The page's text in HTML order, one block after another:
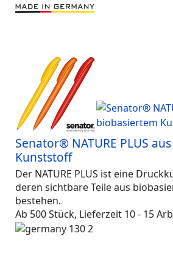
Senator® NATURE PLUS
Kunststoff
Der NATURE PLUS ist eine
deren sichtbare Teile aus
bestehen.
Ab 500 Stück, Lieferzeit 10 - 15